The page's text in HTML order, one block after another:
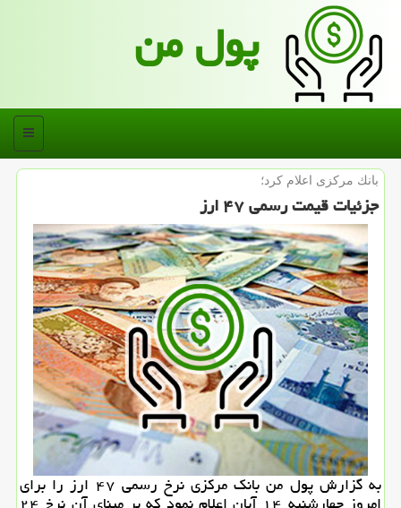
پول من
منو
بانك مركزی اعلام كرد؛
جزئیات قیمت رسمی ۴۷ ارز
به گزارش پول من بانك مركزی نرخ رسمی ۴۷ ارز را برای